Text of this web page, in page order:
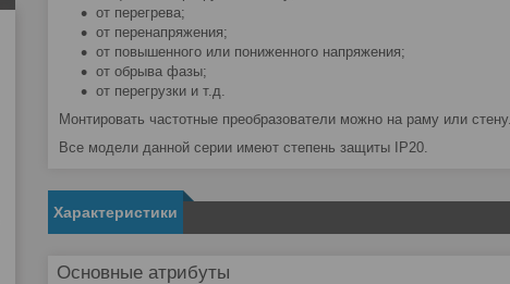
от перегрева;
от перенапряжения;
от повышенного или пониженного напряжения;
от обрыва фазы;
от перегрузки и т.д.
Монтировать частотные преобразователи можно на раму или стену.
Все модели данной серии имеют степень защиты IP20.
Характеристики
Основные атрибуты